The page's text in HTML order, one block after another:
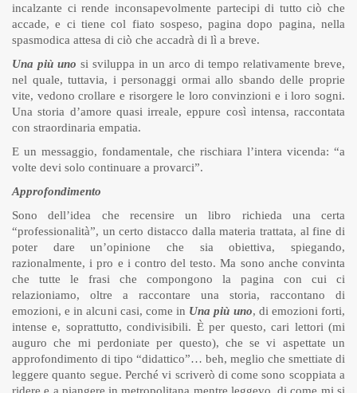
incalzante ci rende inconsapevolmente partecipi di tutto ciò che
accade, e ci tiene col fiato sospeso, pagina dopo pagina, nella
spasmodica attesa di ciò che accadrà di lì a breve.
Una più uno si sviluppa in un arco di tempo relativamente breve,
nel quale, tuttavia, i personaggi ormai allo sbando delle proprie
vite, vedono crollare e risorgere le loro convinzioni e i loro sogni.
Una storia d’amore quasi irreale, eppure così intensa, raccontata
con straordinaria empatia.
E un messaggio, fondamentale, che rischiara l’intera vicenda: “a
volte devi solo continuare a provarci”.
Approfondimento
Sono dell’idea che recensire un libro richieda una certa
“professionalità”, un certo distacco dalla materia trattata, al fine di
poter dare un’opinione che sia obiettiva, spiegando,
razionalmente, i pro e i contro del testo. Ma sono anche convinta
che tutte le frasi che compongono la pagina con cui ci
relazioniamo, oltre a raccontare una storia, raccontano di
emozioni, e in alcuni casi, come in Una più uno, di emozioni forti,
intense e, soprattutto, condivisibili. È per questo, cari lettori (mi
auguro che mi perdoniate per questo), che se vi aspettate un
approfondimento di tipo “didattico”… beh, meglio che smettiate di
leggere quanto segue. Perché vi scriverò di come sono scoppiata a